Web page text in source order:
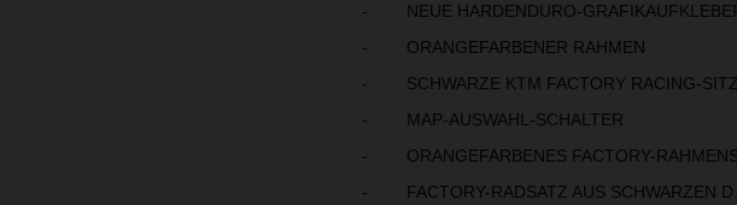
- NEUE HARDENDURO-
- ORANGEFARBENER RAHMEN
- SCHWARZE KTM FACTORY RACING-
- MAP-AUSWAHL-SCHALTER
- ORANGEFARBENES FACTORY-
- FACTORY-RADSATZ AUS SCHWARZEN